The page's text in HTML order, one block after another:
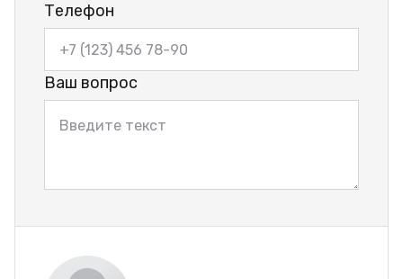
Телефон
Ваш вопрос